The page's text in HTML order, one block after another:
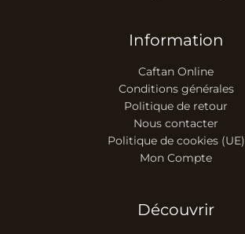
Information
Caftan Online
Conditions générales
Politique de retour
Nous contacter
Politique de cookies (UE)
Mon Compte
Découvrir